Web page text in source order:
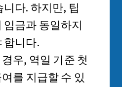
다. 하지만, 팁
금과 동일하지
합니다.
우, 역일 기준 첫
를 지급할 수 있